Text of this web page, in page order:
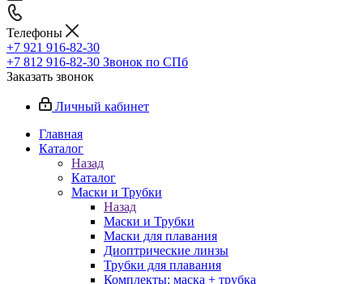
Телефоны
+7 921 916-82-30
+7 812 916-82-30 Звонок по СПб
Заказать звонок
Личный кабинет
Главная
Каталог
Назад
Каталог
Маски и Трубки
Назад
Маски и Трубки
Маски для плавания
Диоптрические линзы
Трубки для плавания
Комплекты: маска + трубка